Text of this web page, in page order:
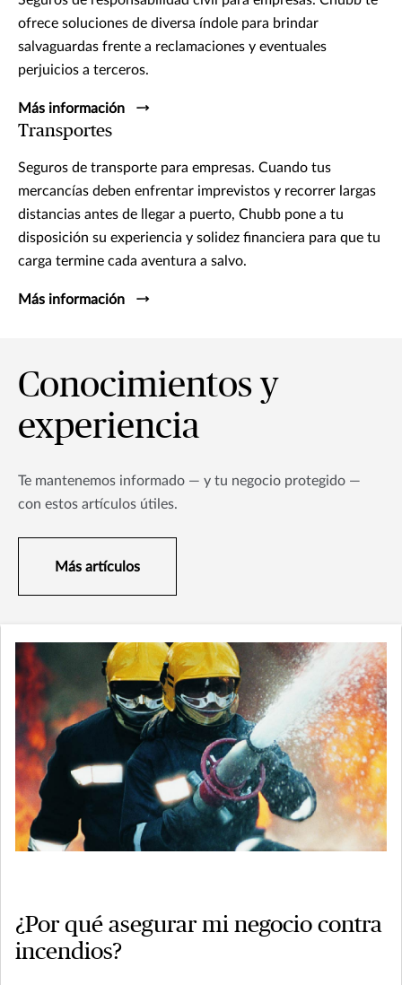
ofrece soluciones de diversa índole para brindar
salvaguardas frente a reclamaciones y eventuales
perjuicios a terceros.
Más información
Transportes
Seguros de transporte para empresas. Cuando tus
mercancías deben enfrentar imprevistos y recorrer largas
distancias antes de llegar a puerto, Chubb pone a tu
disposición su experiencia y solidez financiera para que tu
carga termine cada aventura a salvo.
Más información
Conocimientos y
experiencia
Te mantenemos informado — y tu negocio protegido —
con estos artículos útiles.
Más artículos
¿Por qué asegurar mi negocio contra
incendios?